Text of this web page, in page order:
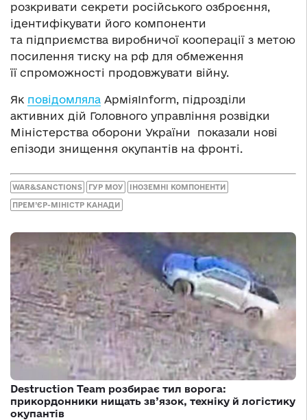
розкривати секрети російського озброєння,
ідентифікувати його компоненти
та підприємства виробничої кооперації з метою
посилення тиску на рф для обмеження
її спроможності продовжувати війну.
Як повідомляла АрміяInform, підрозділи
активних дій Головного управління розвідки
Міністерства оборони України показали нові
епізоди знищення окупантів на фронті.
WAR&SANCTIONS ГУР МОУ ІНОЗЕМНІ КОМПОНЕНТИ
ПРЕМ’ЄР-МІНІСТР КАНАДИ
Destruction Team розбирає тил ворога:
прикордонники нищать зв’язок, техніку й логістику
окупантів